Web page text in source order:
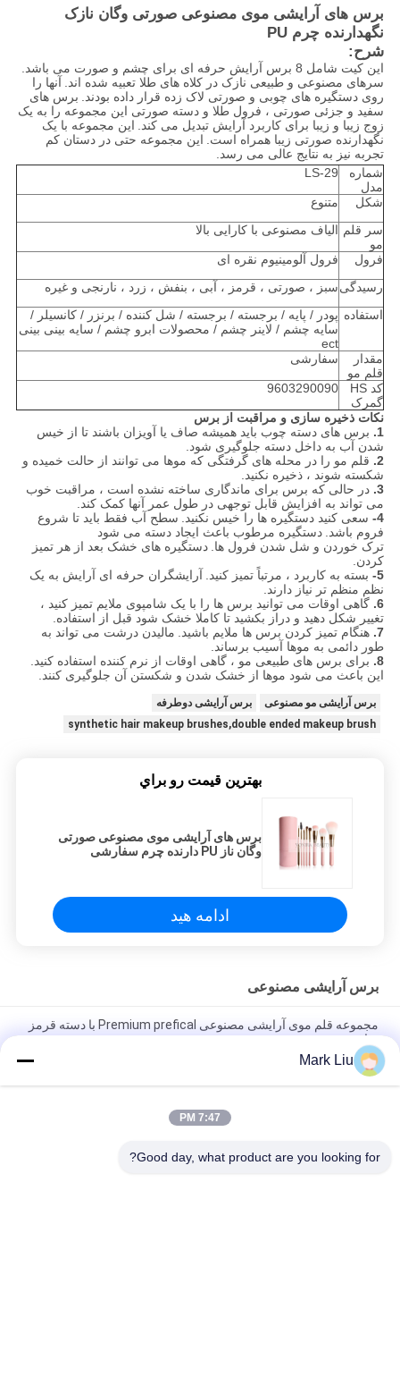
برس های آرایشی موی مصنوعی صورتی وگان نازک
نگهدارنده چرم PU
شرح:
این کیت شامل 8 برس آرایش حرفه ای برای چشم و صورت می باشد.
سرهای مصنوعی و طبیعی نازک در کلاه های طلا تعبیه شده اند. آنها را
روی دستگیره های چوبی و صورتی لاک زده قرار داده بودند. برس های
سفید و جزئی صورتی ، فرول طلا و دسته صورتی این مجموعه را به یک
زوج زیبا و زیبا برای کاربرد آرایش تبدیل می کند. این مجموعه با یک
نگهدارنده صورتی زیبا همراه است. این مجموعه حتی در دستان کم
تجربه نیز به نتایج عالی می رسد.
شماره
مدل
LS-29
شکل
متنوع
سر قلم
مو
الیاف مصنوعی با کارایی بالا
فرول
فرول آلومینیوم نقره ای
رسیدگیسبز ، صورتی ، قرمز ، آبی ، بنفش ، زرد ، نارنجی و غیره
استفاده پودر / پایه / برجسته / برجسته / شل کننده / برنزر / کانسیلر /
سایه چشم / لاینر چشم / محصولات ابرو چشم / سایه بینی بینی
ect
مقدار
قلم مو
سفارشی
کد HS
گمرک
9603290090
نکات ذخیره سازی و مراقبت از برس
1.
برس های دسته چوب باید همیشه صاف یا آویزان باشند تا از خیس
شدن آب به داخل دسته جلوگیری شود.
2. قلم مو را در محله های گرفتگی که موها می توانند از حالت خمیده و
شکسته شوند ، ذخیره نکنید.
3. در حالی که برس برای ماندگاری ساخته نشده است ، مراقبت خوب
می تواند به افزایش قابل توجهی در طول عمر آنها کمک کند.
4- سعی کنید دستگیره ها را خیس نکنید. سطح آب فقط باید تا شروع
فروم باشد. دستگیره مرطوب باعث ایجاد دسته می شود
ترک خوردن و شل شدن فرول ها. دستگیره های خشک بعد از هر تمیز
کردن.
5- بسته به کاربرد ، مرتباً تمیز کنید. آرایشگران حرفه ای آرایش به یک
نظم منظم تر نیاز دارند.
6. گاهی اوقات می توانید برس ها را با یک شامپوی ملایم تمیز کنید ،
تغییر شکل دهید و دراز بکشید تا کاملا خشک شود قبل از استفاده.
7. هنگام تمیز کردن برس ها ملایم باشید. مالیدن درشت می تواند به
طور دائمی به موها آسیب برساند.
8. برای برس های طبیعی مو ، گاهی اوقات از نرم کننده استفاده کنید.
این باعث می شود موها از خشک شدن و شکستن آن جلوگیری کنند.
برس آرایشی مو مصنوعی
برس آرایشی دوطرفه
synthetic hair makeup brushes,double ended makeup brush
بهترين قيمت رو براي
برس های آرایشی موی مصنوعی صورتی
وگان ناز PU دارنده چرم سفارشی
ادامه هید
برس آرایشی مصنوعی
مجموعه قلم موی آرایشی مصنوعی Premium prefical با دسته قرمز
براق
برس های آرایش مو مصنوعی طبیعی زیبا و شگفت انگیز ابزارهای
زیبایی کامل
برس های آرایشی مصنوعی 15 قطعه دارنده برس اختصاصی آرایش
Mark Liu
7:47 PM
Good day, what product are you looking for?